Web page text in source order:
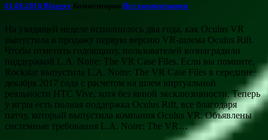
01.08.2018 Blogger Комментарии Нет комментариев
На уходящей неделе исполнилось два года, как Oculus VR
выпустила в продажу первую версию VR-шлема Oculus Rift.
Чтобы отметить годовщину, пользователей вознаградили
поддержкой L.A. Noire: The VR Case Files. Если вы помните,
Rockstar выпустила L.A. Noire: The VR Case Files в середине
декабря 2017 года с расчетом на шлем виртуальной
реальности HTC Vive, хотя без явной эксклюзивности. Теперь
у игры есть полная поддержка Oculus Rift, все благодаря
патчу, который выпустила компания Oculus VR. Объявлены
системные требования L.A. Noire: The VR…